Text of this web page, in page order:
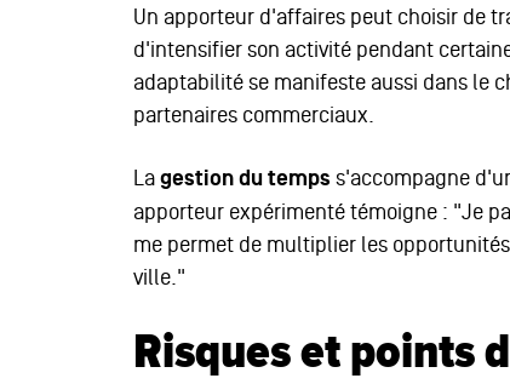
Un apporteur d'affaires peut choisir de
d'intensifier son activité pendant
adaptabilité se manifeste aussi dans le
partenaires commerciaux.
La gestion du temps s'accompagne
apporteur expérimenté témoigne : "Je
me permet de multiplier les
ville."
Risques et points